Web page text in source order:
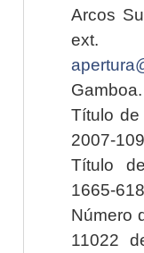
Arcos
Título de
2007-
Título
1665-
Número
11022